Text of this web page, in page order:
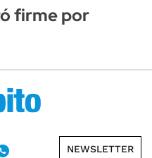
firme por
NEWSLETTER